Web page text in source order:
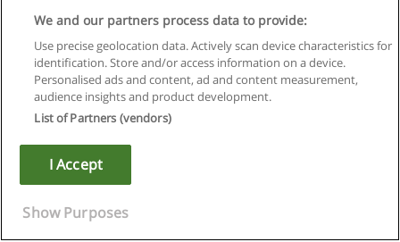
Правила пользования
Конфиденциальность информации
Copyright © Educaedu Business S.L. - CIF : B-95610580: -
We and our partners process data to provide:
Use precise geolocation data. Actively scan device characteristics for
identification. Store and/or access information on a device.
Personalised ads and content, ad and content measurement,
audience insights and product development.
List of Partners (vendors)
I Accept
Show Purposes